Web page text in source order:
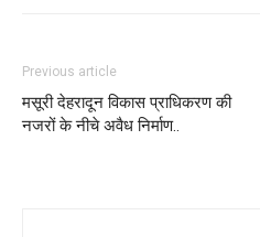
Previous article
मसूरी देहरादून विकास प्राधिकरण की
नजरों के नीचे अवैध निर्माण..